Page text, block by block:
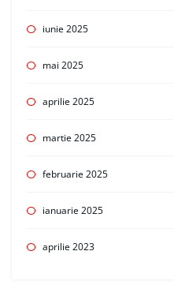
iunie 2025
mai 2025
aprilie 2025
martie 2025
februarie 2025
ianuarie 2025
aprilie 2023